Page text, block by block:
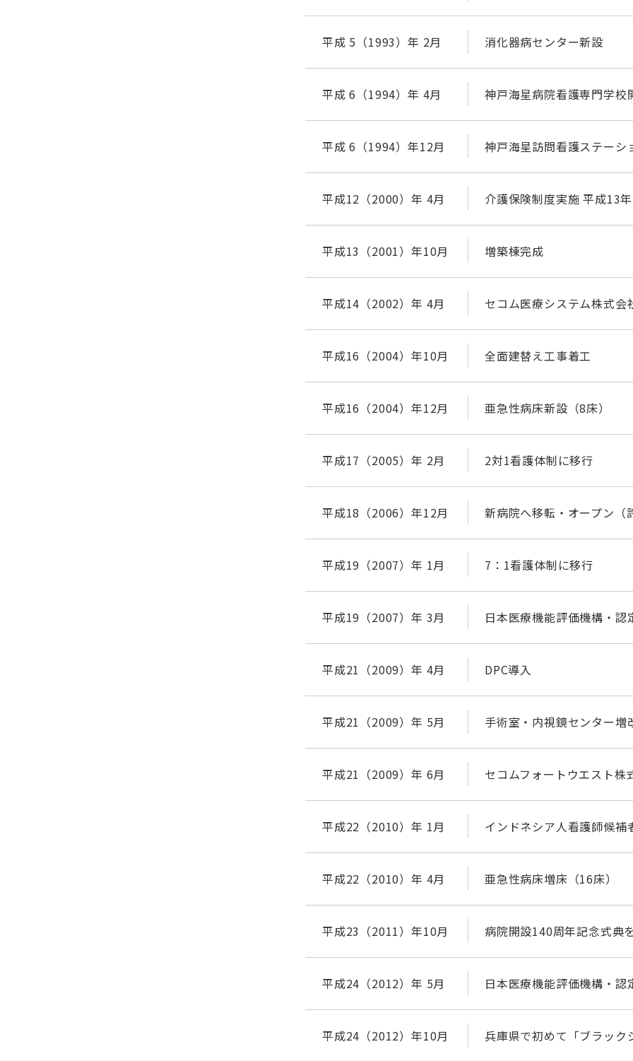
平成 5（1993）年 2月 消化器病センター新設
平成 6（1994）年 4月 神戸海星病院看護専門学校
平成 6（1994）年12月 神戸海星訪問看護ステーシ
平成12（2000）年 4月 介護保険制度実施 平成13
平成13（2001）年10月 増築棟完成
平成14（2002）年 4月 セコム医療システム株式会
平成16（2004）年10月 全面建替え工事着工
平成16（2004）年12月 亜急性病床新設（8床）
平成17（2005）年 2月 2対1看護体制に移行
平成18（2006）年12月 新病院へ移転・オープン（
平成19（2007）年 1月 7：1看護体制に移行
平成19（2007）年 3月 日本医療機能評価機構・認
平成21（2009）年 4月 DPC導入
平成21（2009）年 5月 手術室・内視鏡センター増
平成21（2009）年 6月 セコムフォートウエスト株
平成22（2010）年 1月 インドネシア人看護師候補
平成22（2010）年 4月 亜急性病床増床（16床）
平成23（2011）年10月 病院開設140周年記念式典
平成24（2012）年 5月 日本医療機能評価機構・認
平成24（2012）年10月 兵庫県で初めて「ブラック